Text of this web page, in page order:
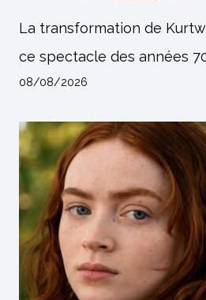
La transformation de
ce spectacle des années
08/08/2026